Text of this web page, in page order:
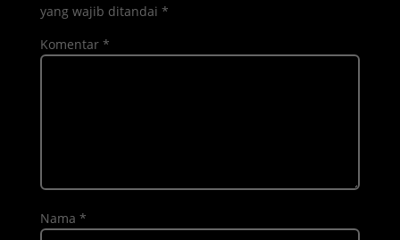
yang wajib ditandai *
Komentar *
Nama *